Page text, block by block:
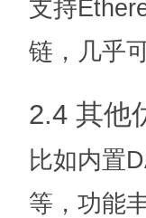
支持
链，几乎
2.4 其他
比如内置
等，功能